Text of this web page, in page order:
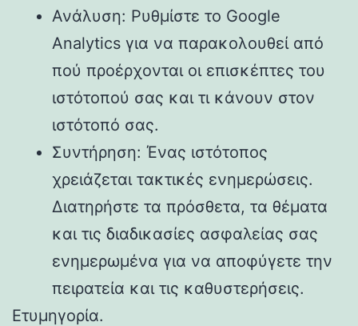
Ανάλυση: Ρυθμίστε το Google
Analytics για να παρακολουθεί από
πού προέρχονται οι επισκέπτες του
ιστότοπού σας και τι κάνουν στον
ιστότοπό σας.
Συντήρηση: Ένας ιστότοπος
χρειάζεται τακτικές ενημερώσεις.
Διατηρήστε τα πρόσθετα, τα θέματα
και τις διαδικασίες ασφαλείας σας
ενημερωμένα για να αποφύγετε την
πειρατεία και τις καθυστερήσεις.
Ετυμηγορία.